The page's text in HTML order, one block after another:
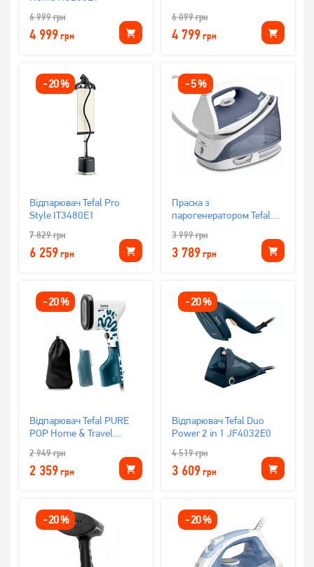
6 999грн
4 999грн
6 099грн
4 799грн
-20%
Відпарювач Tefal Pro
Style IT3480E1
7 829грн
6 259грн
-5%
Праска з
парогенератором Tefal
SV4110E0
3 999грн
3 789грн
-20%
Відпарювач Tefal PURE
POP Home & Travel
2 949грн
2 359грн
-20%
Відпарювач Tefal Duo
Power 2 in 1 JF4032E0
4 519грн
3 609грн
-20% -20%